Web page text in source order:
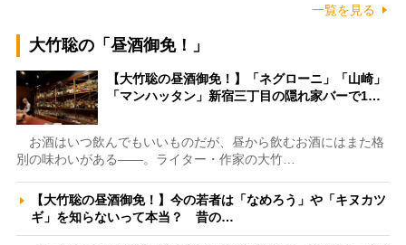
一覧を見る
大竹聡の「昼酒御免！」
【大竹聡の昼酒御免！】「ネグローニ」「山崎」
「マンハッタン」新宿三丁目の隠れ家バーで1…
お酒はいつ飲んでもいいものだが、昼から飲むお酒にはまた格
別の味わいがある――。ライター・作家の大竹…
【大竹聡の昼酒御免！】今の若者は「なめろう」や「キヌカツ
ギ」を知らないって本当？ 昔の…